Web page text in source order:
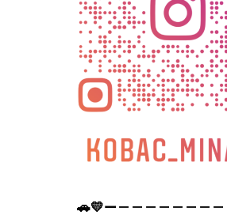
🚗💛ー－－－－－－－